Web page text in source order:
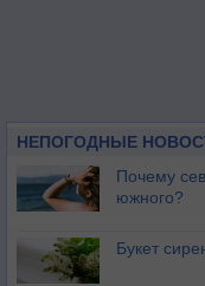
НЕПОГОДНЫЕ
Почему
южного?
Букет